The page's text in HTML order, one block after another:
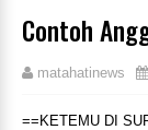
Contoh
matahatinews
==KETEMU DI